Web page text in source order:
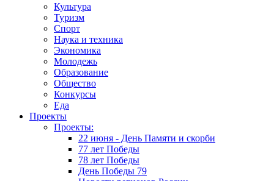
Культура
Туризм
Спорт
Наука и техника
Экономика
Молодежь
Образование
Общество
Конкурсы
Еда
Проекты
Проекты:
22 июня - День Памяти и скорби
77 лет Победы
78 лет Победы
День Победы 79